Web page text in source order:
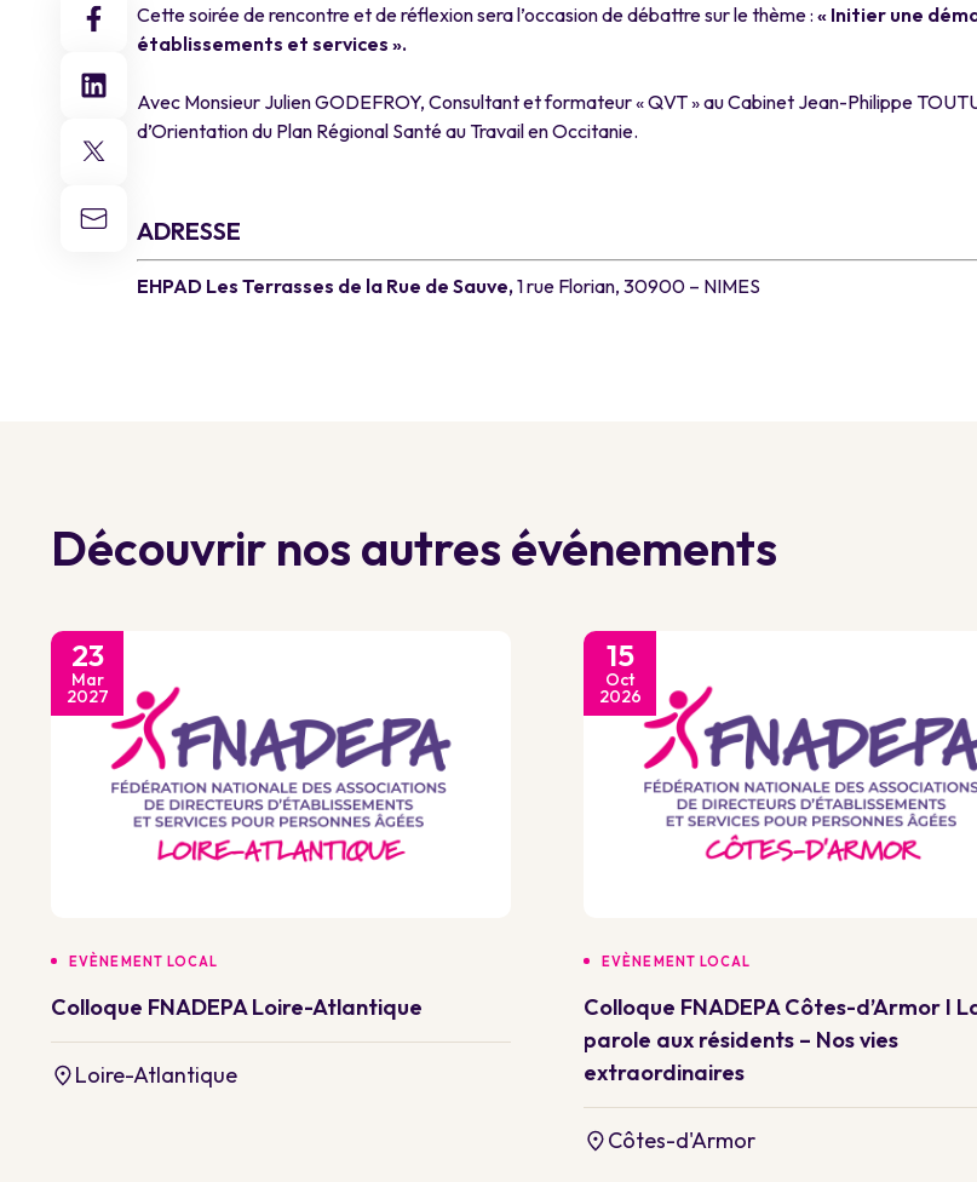
Cette soirée de rencontre et de réflexion sera l’occasion de débattre sur le thème : « Initier une
établissements et services ».
Avec Monsieur Julien GODEFROY, Consultant et formateur « QVT » au Cabinet Jean-Philippe
d’Orientation du Plan Régional Santé au Travail en Occitanie.
ADRESSE
EHPAD Les Terrasses de la Rue de Sauve,1 rue Florian, 30900 – NIMES
Découvrir nos autres événements
23
Mar
2027
EVÈNEMENT LOCAL
Colloque FNADEPA Loire-Atlantique
Loire-Atlantique
15
Oct
2026
EVÈNEMENT LOCAL
Colloque FNADEPA Côtes-d’Armor I
parole aux résidents – Nos vies
extraordinaires
Côtes-d'Armor